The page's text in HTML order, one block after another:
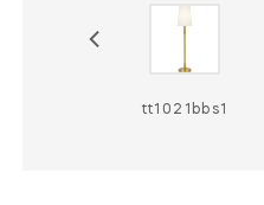
tt1021bbs1